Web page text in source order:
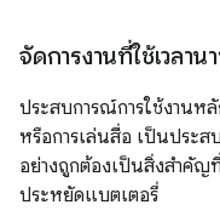
จัดการงานที่ใช้เวลาน
ประสบการณ์การใช้งานห
หรือการเล่นสื่อ เป็นประส
อย่างถูกต้องเป็นสิ่งสำคัญ
ประหยัดแบตเตอรี่